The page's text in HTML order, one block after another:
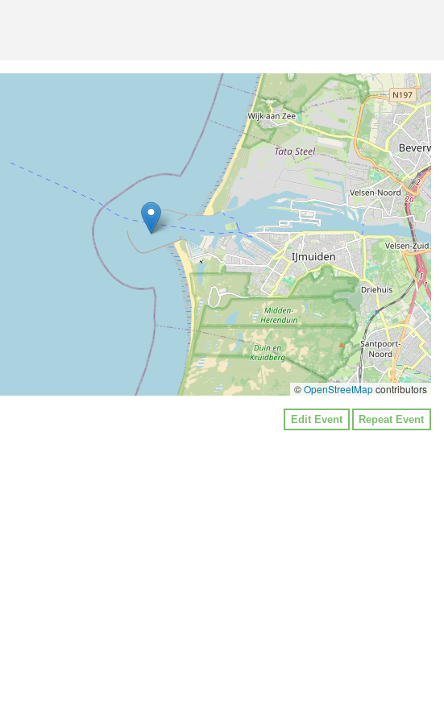
©OpenStreetMapcontributors
Edit Event Repeat Event